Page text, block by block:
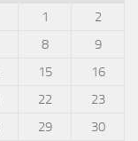
1
2
8
9
15
16
22
23
29
30